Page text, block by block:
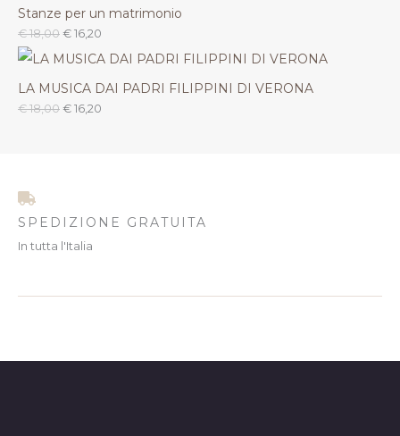
Stanze per un matrimonio
€18,00 € 16,20
LA MUSICA DAI PADRI FILIPPINI DI VERONA
€18,00 € 16,20
SPEDIZIONE GRATUITA
In tutta l'Italia